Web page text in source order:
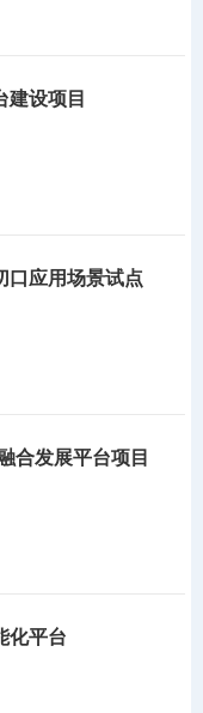
建设项目
口应用场景试点
合发展平台项目
化平台